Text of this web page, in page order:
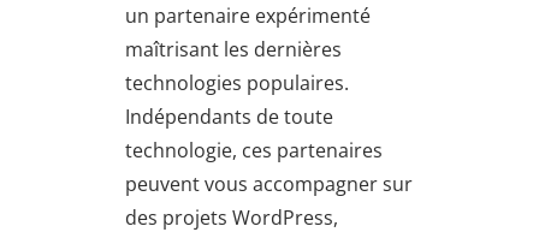
un partenaire expérimenté
maîtrisant les dernières
technologies populaires.
Indépendants de toute
technologie, ces partenaires
peuvent vous accompagner sur
des projets WordPress,